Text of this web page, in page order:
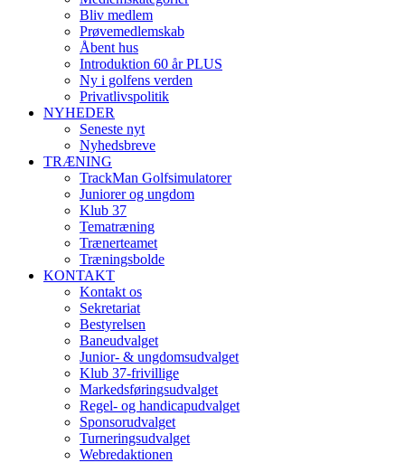
Bliv medlem
Prøvemedlemskab
Åbent hus
Introduktion 60 år PLUS
Ny i golfens verden
Privatlivspolitik
NYHEDER
Seneste nyt
Nyhedsbreve
TRÆNING
TrackMan Golfsimulatorer
Juniorer og ungdom
Klub 37
Tematræning
Trænerteamet
Træningsbolde
KONTAKT
Kontakt os
Sekretariat
Bestyrelsen
Baneudvalget
Junior- & ungdomsudvalget
Klub 37-frivillige
Markedsføringsudvalget
Regel- og handicapudvalget
Sponsorudvalget
Turneringsudvalget
Webredaktionen